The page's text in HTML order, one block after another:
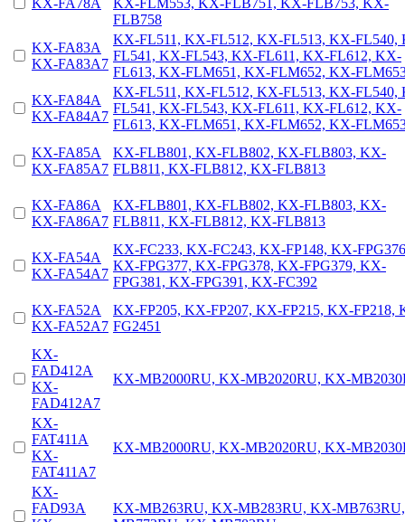
FLB758
KX-FA83A
KX-FA83A7
KX-FL511, KX-FL512, KX-FL513, KX-FL540,
FL541, KX-FL543, KX-FL611, KX-FL612, KX-
FL613, KX-FLM651, KX-FLM652, KX-
KX-FA84A
KX-FA84A7
KX-FL511, KX-FL512, KX-FL513, KX-FL540,
FL541, KX-FL543, KX-FL611, KX-FL612, KX-
FL613, KX-FLM651, KX-FLM652, KX-
KX-FA85A
KX-FA85A7
KX-FLB801, KX-FLB802, KX-FLB803, KX-
FLB811, KX-FLB812, KX-FLB813
KX-FA86A
KX-FA86A7
KX-FLB801, KX-FLB802, KX-FLB803, KX-
FLB811, KX-FLB812, KX-FLB813
KX-FA54A
KX-FA54A7
KX-FC233, KX-FC243, KX-FP148, KX-
KX-FPG377, KX-FPG378, KX-FPG379, KX-
FPG381, KX-FPG391, KX-FC392
KX-FA52A
KX-FA52A7
KX-FP205, KX-FP207, KX-FP215, KX-FP218,
FG2451
KX-
FAD412A
KX-
FAD412A7
KX-MB2000RU, KX-MB2020RU, KX-
KX-
FAT411A
KX-
FAT411A7
KX-MB2000RU, KX-MB2020RU, KX-
KX-
FAD93A
KX-MB263RU, KX-MB283RU, KX-